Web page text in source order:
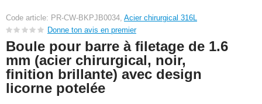
Code article: PR-CW-BKPJB0034, Acier chirurgical 316L
Donne ton avis en premier
Boule pour barre à filetage de 1.6
mm (acier chirurgical, noir,
finition brillante) avec design
licorne potelée